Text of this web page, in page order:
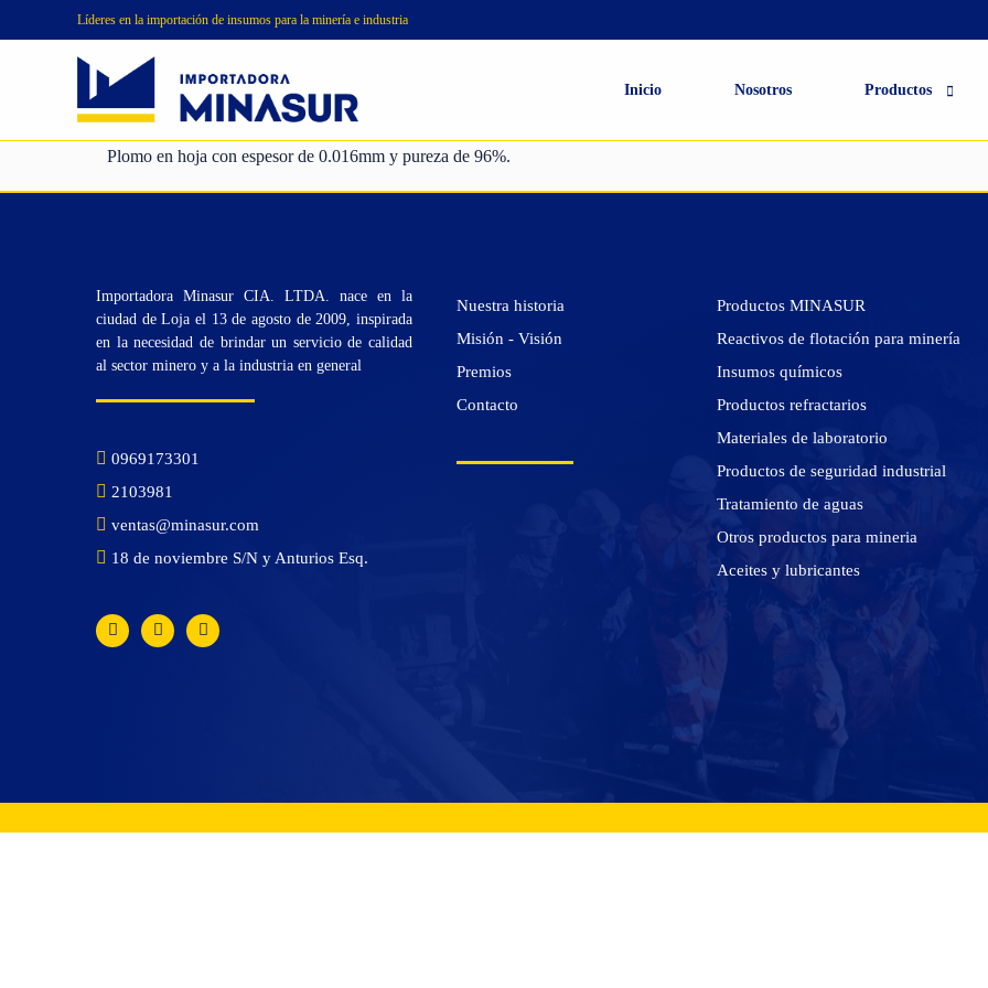
Líderes en la importación de insumos para la minería e industria
Inicio Nosotros Productos
Productos
MINASUR
flotación para
minería
Insumos
químicos
Materiales de
seguridad
Plomo en hoja con espesor de 0.016mm y pureza de 96%.
Importadora Minasur CIA. LTDA. nace en la
ciudad de Loja el 13 de agosto de 2009, inspirada
en la necesidad de brindar un servicio de calidad
al sector minero y a la industria en general
0969173301
2103981
ventas@minasur.com
18 de noviembre S/N y Anturios Esq.
Nuestra historia
Misión - Visión
Premios
Contacto
Productos MINASUR
Reactivos de flotación para minería
Insumos químicos
Productos refractarios
Materiales de laboratorio
Productos de seguridad industrial
Tratamiento de aguas
Otros productos para mineria
Aceites y lubricantes